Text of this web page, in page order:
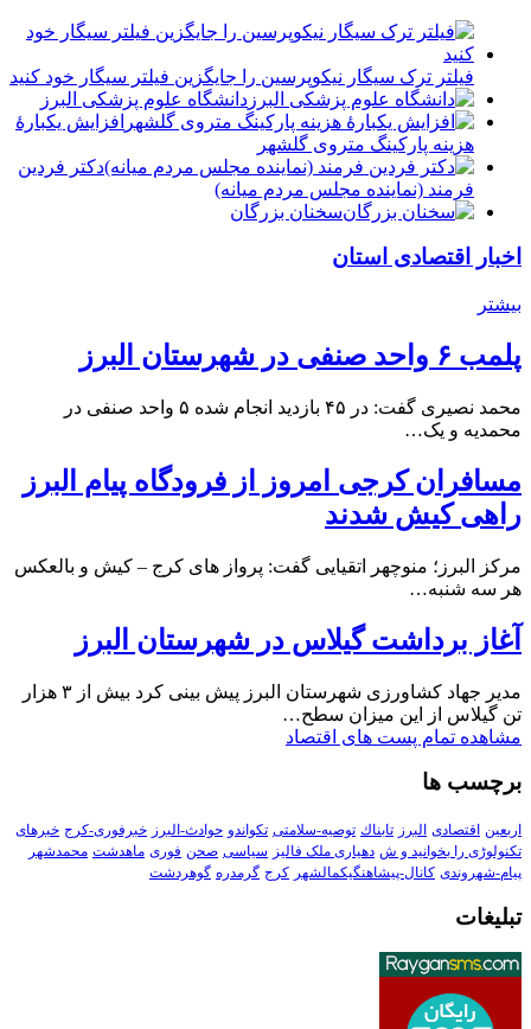
فیلتر ترک سیگار نیکوپرسین را جایگزین فیلتر سیگار خود کنید
دانشگاه علوم پزشکی البرز
افزایش یکبارۀ
هزینه پارکینگ متروی گلشهر
دكتر فردين
فرمند (نماينده مجلس مردم میانه)
سخنان بزرگان
اخبار اقتصادی استان
بیشتر
پلمب ۶ واحد صنفی در شهرستان البرز
محمد نصیری گفت: در ۴۵ بازدید انجام شده ۵ واحد صنفی در
محمدیه و یک…
مسافران کرجی امروز از فرودگاه پیام البرز
راهی کیش شدند
مرکز البرز؛ منوچهر اتقیایی گفت: پرواز های کرج – کیش و بالعکس
هر سه شنبه…
آغاز برداشت گیلاس در شهرستان البرز
مدیر جهاد کشاورزی شهرستان البرز پیش بینی کرد بیش از ۳ هزار
تن گیلاس از این میزان سطح…
مشاهده تمام پست های اقتصاد
برچسب ها
اربعین اقتصادی البرز تابناك توصیه-سلامتی تکواندو حوادث-البرز خبرفوری-کرج خبرهای
تکنولوڑی را بخوانید و ش دهیاری ملک فالیز سیاسی صحن فوری ماهدشت محمدشهر
پیام-شهروندی کانال-پیشاهنگیکمالشهر کرج گرمدره گوهردشت
تبلیغات